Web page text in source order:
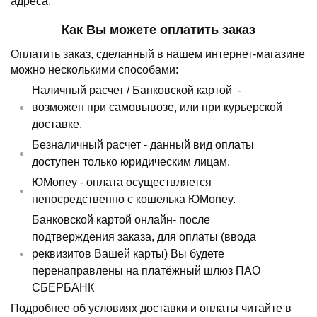
Как Вы можете оплатить заказ
Оплатить заказ, сделанный в нашем интернет-магазине
можно несколькими способами:
Наличный расчет / Банковской картой -
возможен при самовывозе, или при курьерской
доставке.
Безналичный расчет - данный вид оплаты
доступен только юридическим лицам.
ЮMoney - оплата осуществляется
непосредственно с кошелька ЮMoney.
Банковской картой онлайн- после
подтверждения заказа, для оплаты (ввода
реквизитов Вашей карты) Вы будете
перенаправлены на платёжный шлюз ПАО
СБЕРБАНК
Подробнее об условиях доставки и оплаты читайте в